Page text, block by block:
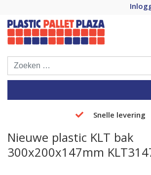
Plastic Pallet Plaza
Plastic Pallets Plaza, de nummer 1 in
Europa!
Snelle levering
Nieuwe plastic KLT bak
300x200x147mm